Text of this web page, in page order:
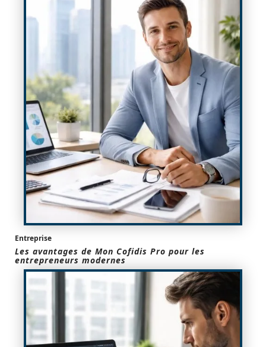
Entreprise
Les avantages de Mon Cofidis Pro pour les
entrepreneurs modernes